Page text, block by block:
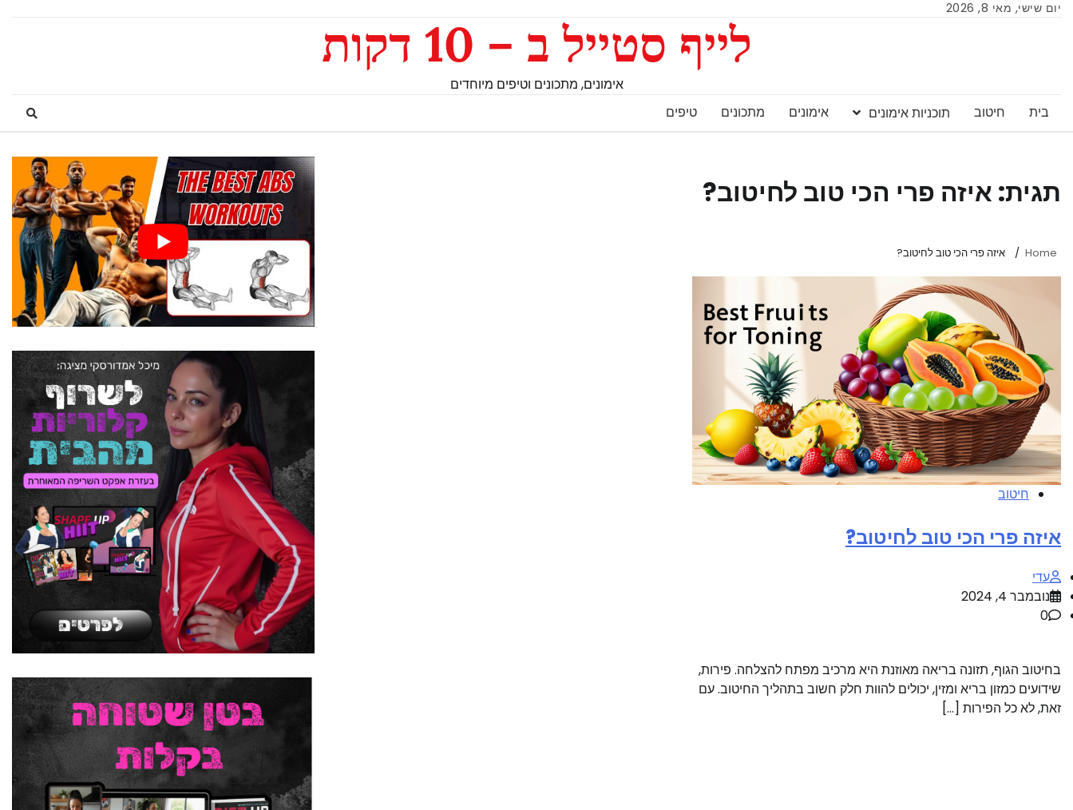
יום שישי, מאי 8, 2026
לייף סטייל ב – 10 דקות
אימונים, מתכונים וטיפים מיוחדים
בית
חיטוב תוכניות אימונים אימונים מתכונים טיפים
תגית: איזה פרי הכי טוב לחיטוב?
Home איזה פרי הכי טוב לחיטוב?
חיטוב
איזה פרי הכי טוב לחיטוב?
עדי
נובמבר 4, 2024
0
בחיטוב הגוף, תזונה בריאה מאוזנת היא מרכיב מפתח להצלחה. פירות,
שידועים כמזון בריא ומזין, יכולים להוות חלק חשוב בתהליך החיטוב. עם
זאת, לא כל הפירות […]